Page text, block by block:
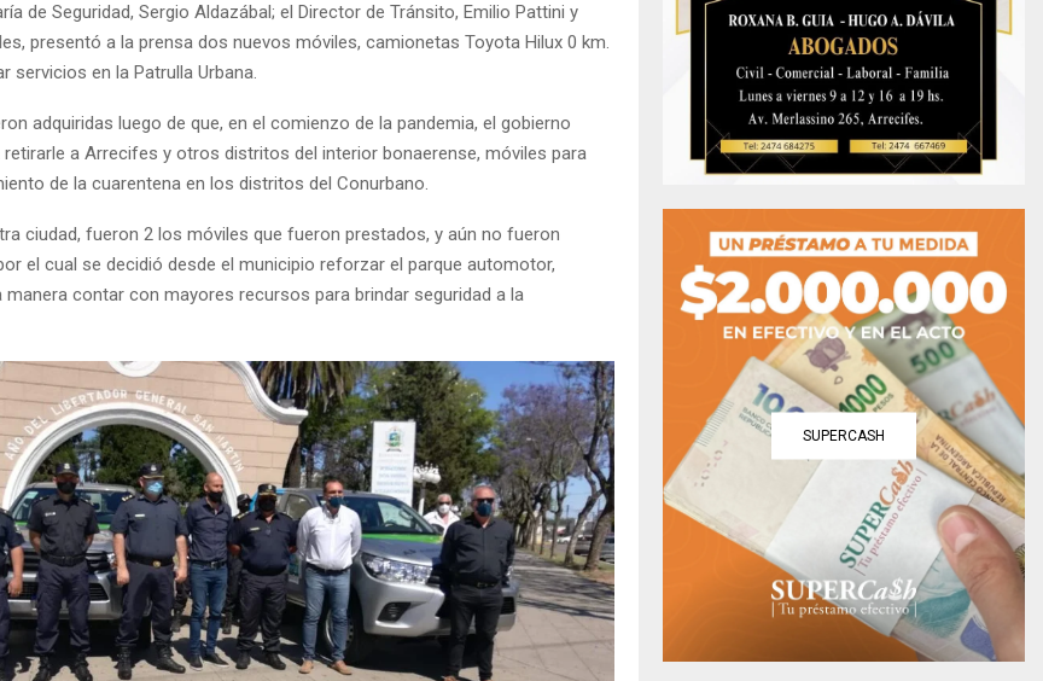
de Seguridad, Sergio Aldazábal; el Director de Tránsito, Emilio Pattini y
presentó a la prensa dos nuevos móviles, camionetas Toyota Hilux 0 km.
servicios en la Patrulla Urbana.
adquiridas luego de que, en el comienzo de la pandemia, el gobierno
retirarle a Arrecifes y otros distritos del interior bonaerense, móviles para
de la cuarentena en los distritos del Conurbano.
ciudad, fueron 2 los móviles que fueron prestados, y aún no fueron
el cual se decidió desde el municipio reforzar el parque automotor,
contar con mayores recursos para brindar seguridad a la
SUPERCASH